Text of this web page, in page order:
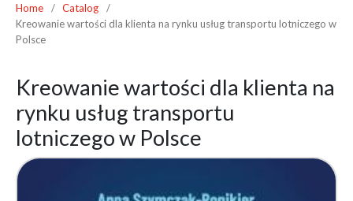
Home / Catalog
/
Kreowanie wartości dla klienta na rynku usług transportu lotniczego w
Polsce
Kreowanie wartości dla klienta na
rynku usług transportu
lotniczego w Polsce